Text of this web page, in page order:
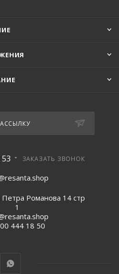
ЗАКАЗАТЬ ЗВОНОК
Петра Романова 14 стр
1
444 18 50